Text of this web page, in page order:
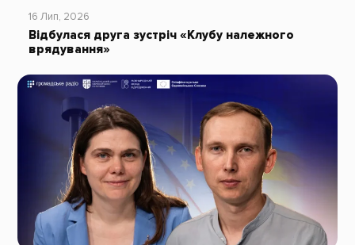
16 Лип, 2026
Відбулася друга зустріч «Клубу належного
врядування»